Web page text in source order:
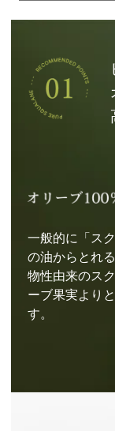
一般的に「ス
の油からとれ
物性由来のス
ーブ果実より
す。